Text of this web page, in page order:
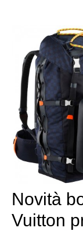
Novità
Vuitton